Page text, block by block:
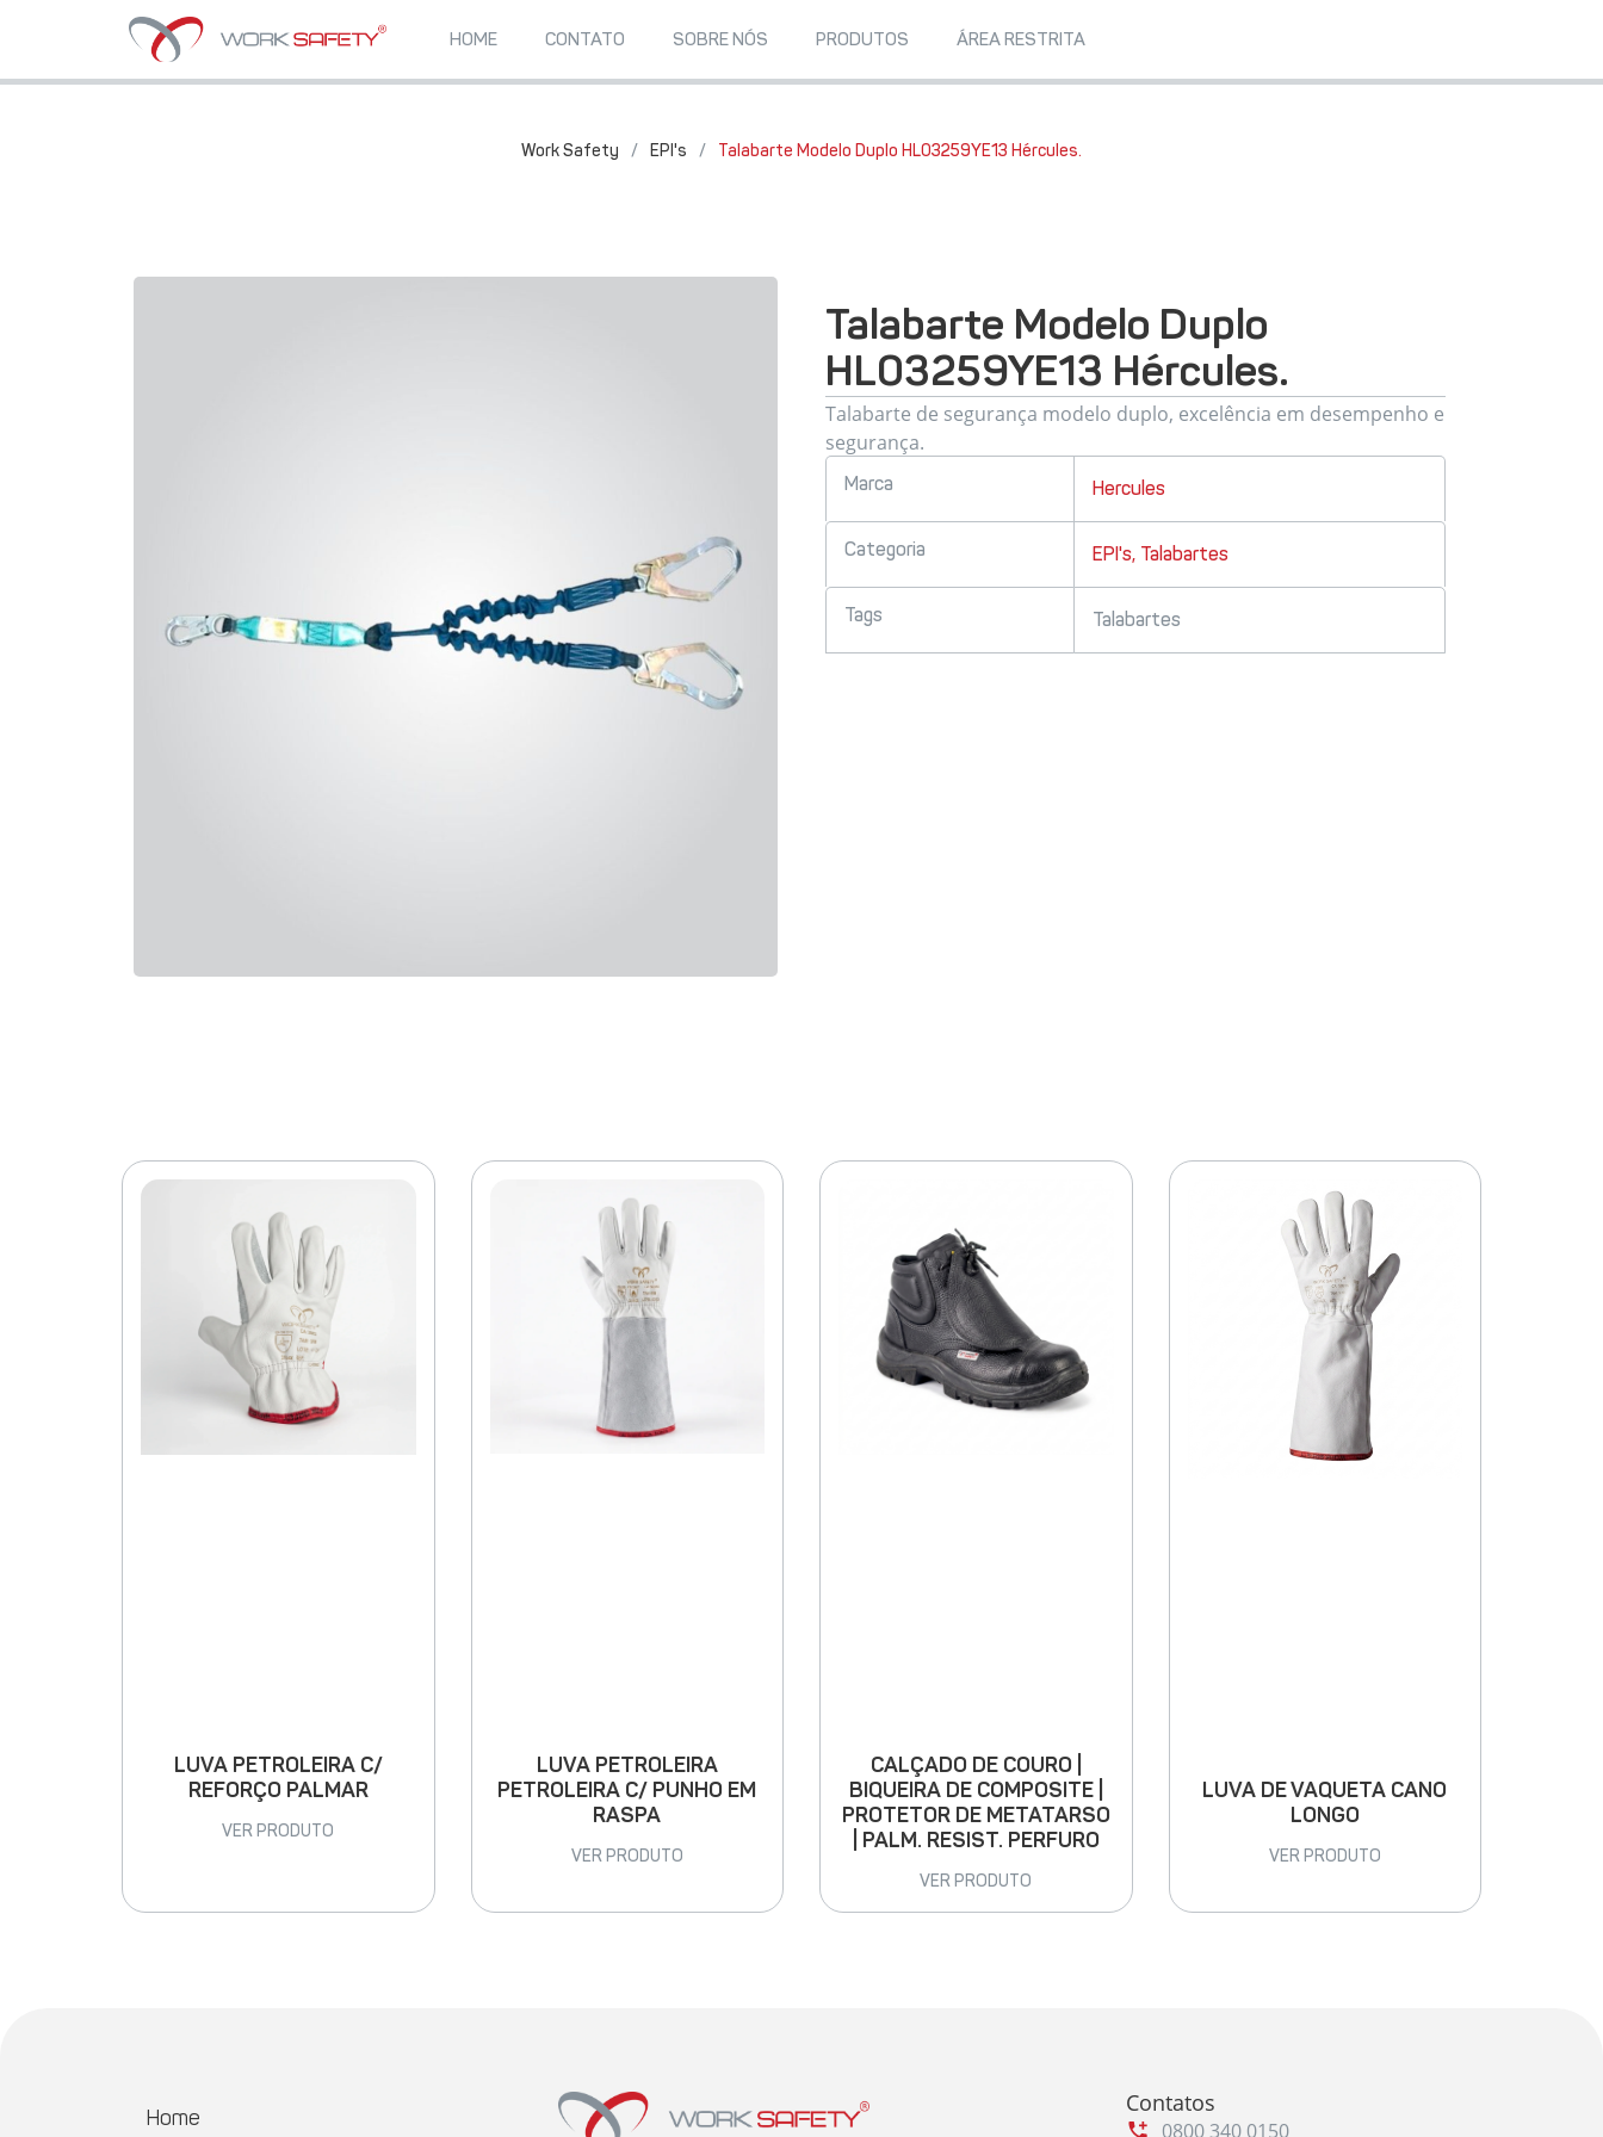
HOME CONTATO SOBRE NÓS PRODUTOS ÁREA RESTRITA
Work Safety / EPI's / Talabarte Modelo Duplo HL03259YE13 Hércules.
Talabarte Modelo Duplo
HL03259YE13 Hércules.
Talabarte de segurança modelo duplo, excelência em desempenho e
segurança.
Marca Hercules
Categoria EPI's, Talabartes
Tags Talabartes
LUVA PETROLEIRA C/
REFORÇO PALMAR
VER PRODUTO
LUVA PETROLEIRA
PETROLEIRA C/ PUNHO EM
RASPA
VER PRODUTO
CALÇADO DE COURO |
BIQUEIRA DE COMPOSITE |
PROTETOR DE METATARSO
| PALM. RESIST. PERFURO
VER PRODUTO
LUVA DE VAQUETA CANO
LONGO
VER PRODUTO
Home
Contatos
0800 340 0150